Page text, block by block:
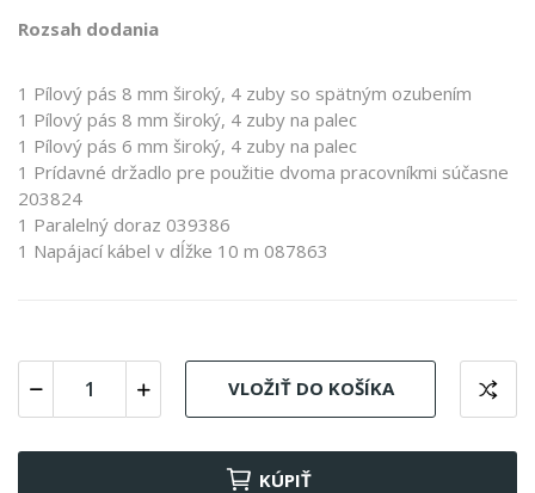
Rozsah dodania
1 Pílový pás 8 mm široký, 4 zuby so spätným ozubením
1 Pílový pás 8 mm široký, 4 zuby na palec
1 Pílový pás 6 mm široký, 4 zuby na palec
1 Prídavné držadlo pre použitie dvoma pracovníkmi súčasne
203824
1 Paralelný doraz 039386
1 Napájací kábel v dĺžke 10 m 087863
VLOŽIŤ DO KOŠÍKA
KÚPIŤ